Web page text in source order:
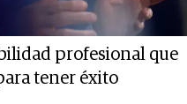
profesional que
tener éxito